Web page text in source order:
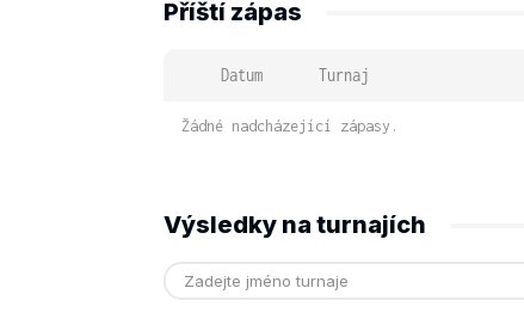
Příští zápas
Datum Turnaj
Žádné nadcházející zápasy.
Výsledky na turnajích